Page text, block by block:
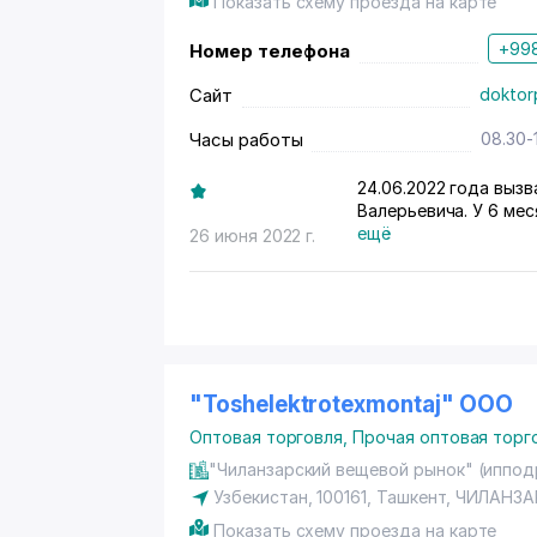
Номер телефона
Сайт
Часы работы 08.30-
26 июня 2022 г.
24.06.2022 года
Валерьевича. У 6
отсутствие
зубки режут.
лекарства. Ребенок
таким вот мы
так халатно можно
малышей которые
ещё
"Toshelektrotexmontaj" ООО
Оптовая торговля ,Прочая оптовая
"Чиланзарский вещевой рынок"
Узбекистан, 100161, Ташкент,
Показать схему проезда на карте